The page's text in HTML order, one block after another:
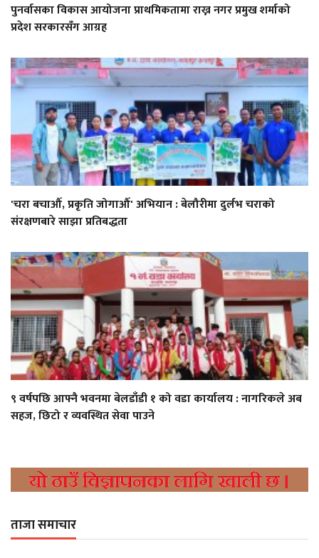
पुनर्वासका विकास आयोजना प्राथमिकतामा राख्न नगर प्रमुख शर्माको
प्रदेश सरकारसँग आग्रह
'चरा बचाऔँ, प्रकृति जोगाऔँ' अभियान : बेलौरीमा दुर्लभ चराको
संरक्षणबारे साझा प्रतिबद्धता
९ वर्षपछि आफ्नै भवनमा बेलडाँडी १ को वडा कार्यालय : नागरिकले अब
सहज, छिटो र व्यवस्थित सेवा पाउने
ताजा समाचार